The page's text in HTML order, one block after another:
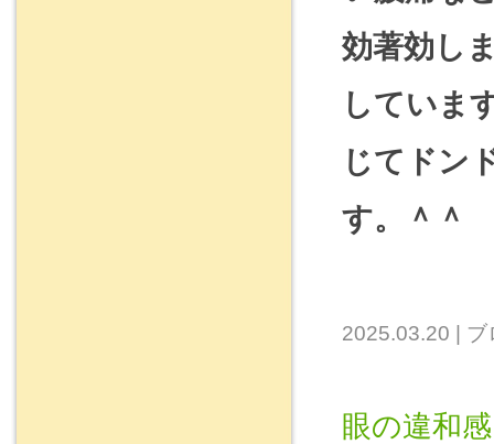
効著効し
していま
じてドン
す。＾＾
2025.03.20 ブ
眼の違和感